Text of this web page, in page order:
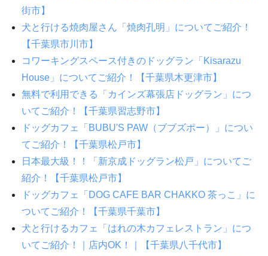
街市】
犬と行ける焼肉屋さん「焼肉孔明」についてご紹介！
【千葉県市川市】
コワーキングスペース付きのドッグラン「Kisarazu
House」についてご紹介！【千葉県木更津市】
無料で利用できる「カインズ幕張店ドッグラン」につ
いてご紹介！【千葉県習志野市】
ドッグカフェ「BUBU'S PAW（ブブズポー）」につい
てご紹介！【千葉県松戸市】
日本最大級！！「新京成ドッグラン松戸」についてご
紹介！【千葉県松戸市】
ドッグカフェ「DOG CAFE BAR CHAKKO 茶っこ」に
ついてご紹介！【千葉県千葉市】
犬と行けるカフェ「はれの木カフェレストラン」につ
いてご紹介！｜店内OK！｜【千葉県八千代市】